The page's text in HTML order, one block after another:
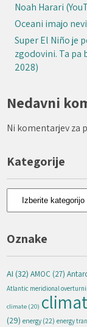
Noah Harari
Oceani imajo
Super El Niño je
zgodovini. Ta pa
2028)
Nedavni
Ni komentarjev za
Kategorije
Kategorije
Oznake
AI (32) AMOC (27)
Atlantic meridional
climate (20)
(29) energy (22) energy